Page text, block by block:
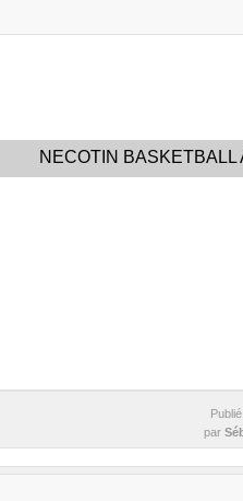
NECOTIN BASKETBALL
par